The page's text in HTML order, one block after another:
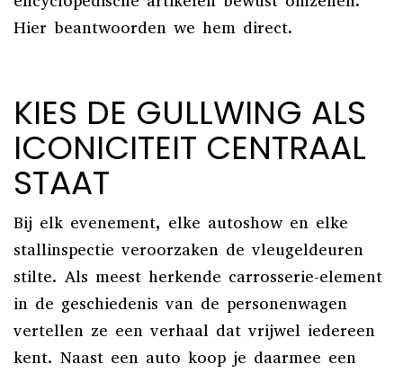
Hier beantwoorden we hem direct.
KIES DE GULLWING ALS
ICONICITEIT CENTRAAL
STAAT
Bij elk evenement, elke autoshow en elke
stallinspectie veroorzaken de vleugeldeuren
stilte. Als meest herkende carrosserie-element
in de geschiedenis van de personenwagen
vertellen ze een verhaal dat vrijwel iedereen
kent. Naast een auto koop je daarmee een